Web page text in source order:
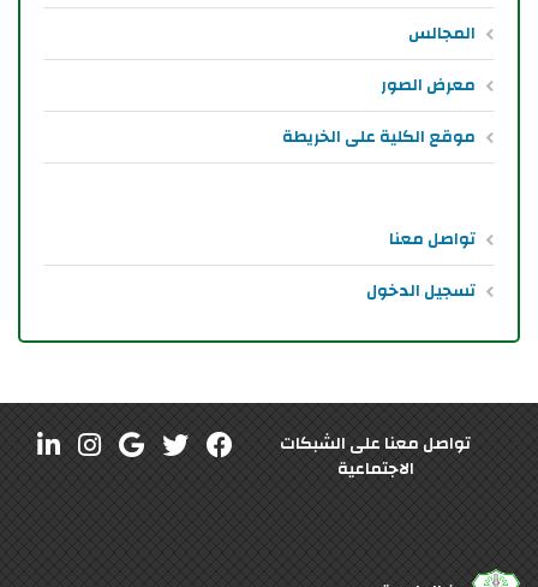
المجالس
معرض الصور
موقع الكلية على الخريطة
تواصل معنا
تسجيل الدخول
تواصل معنا على الشبكات
الاجتماعية